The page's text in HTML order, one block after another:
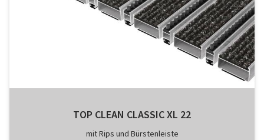
TOP CLEAN CLASSIC XL 22
mit Rips und Bürstenleiste